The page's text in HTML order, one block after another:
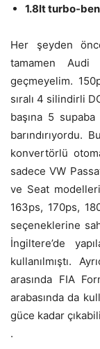
1.8lt turbo-
Her şeyden
tamamen Audi
geçmeyelim.
sıralı 4 silindirli
başına 5
konvertörlü
sadece VW
ve Seat
163ps, 170ps,
seçeneklerine
İngiltere’de
kullanılmıştı.
arasında FIA
arabasında da
güce kadar
.